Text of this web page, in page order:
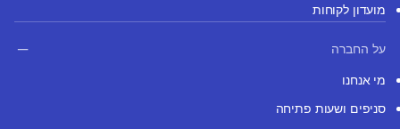
מועדון לקוחות
על החברה
מי אנחנו
סניפים ושעות פתיחה